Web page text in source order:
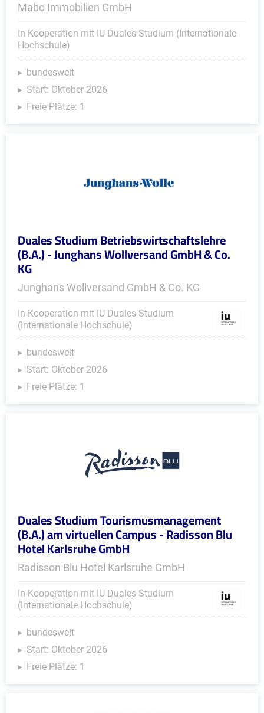
Mabo Immobilien GmbH
In Kooperation mit IU Duales Studium (Internationale
Hochschule)
bundesweit
Start: Oktober 2026
Freie Plätze: 1
Duales Studium Betriebswirtschaftslehre
(B.A.) - Junghans Wollversand GmbH & Co.
KG
Junghans Wollversand GmbH & Co. KG
In Kooperation mit IU Duales Studium
(Internationale Hochschule)
bundesweit
Start: Oktober 2026
Freie Plätze: 1
Duales Studium Tourismusmanagement
(B.A.) am virtuellen Campus - Radisson Blu
Hotel Karlsruhe GmbH
Radisson Blu Hotel Karlsruhe GmbH
In Kooperation mit IU Duales Studium
(Internationale Hochschule)
bundesweit
Start: Oktober 2026
Freie Plätze: 1